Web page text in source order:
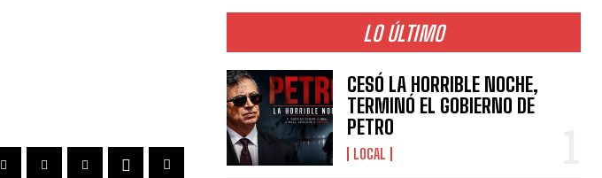
LO ÚLTIMO
CESÓ LA HORRIBLE NOCHE,
TERMINÓ EL GOBIERNO DE
PETRO
LOCAL